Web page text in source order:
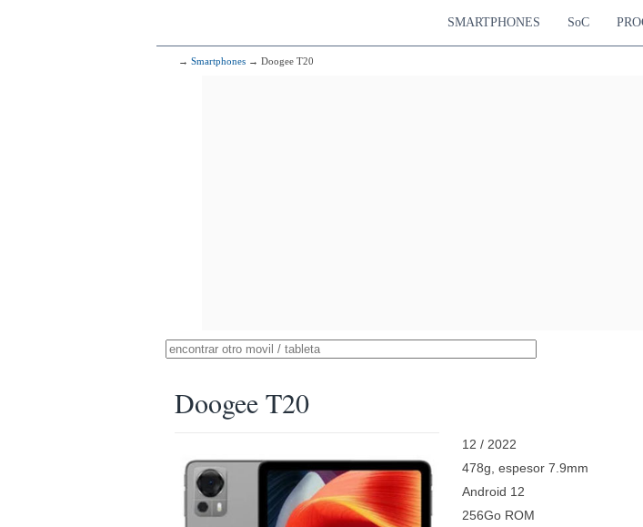
SMARTPHONES SoC
→ Smartphones → Doogee T20
Doogee T20
12 / 2022
478g, espesor 7.9mm
Android 12
256Go ROM